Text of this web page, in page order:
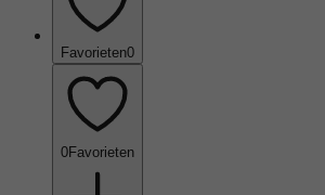
Favorieten0
0Favorieten